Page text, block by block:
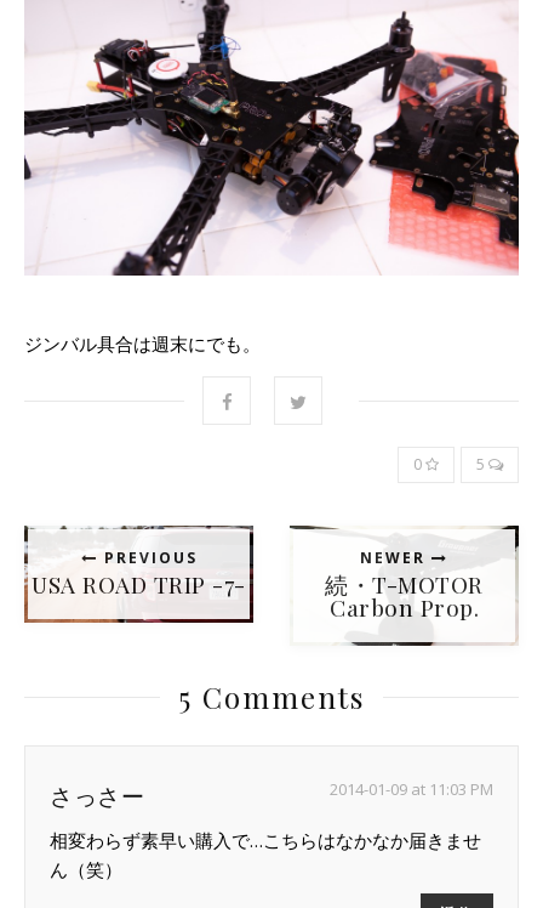
ジンバル具合は週末にでも。
0 5
PREVIOUS
USA ROAD TRIP -7-
NEWER
続・T-MOTOR
Carbon Prop.
5 Comments
さっさー 2014-01-09 at 11:03 PM
相変わらず素早い購入で…こちらはなかなか届きませ
ん（笑）